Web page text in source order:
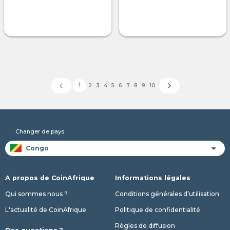
chevron_left 1 2 3 4 5 6 7 8 9 10 chevron_right
Changer de pays
A propos de CoinAfrique
Qui sommes nous ?
L'actualité de CoinAfrique
Informations légales
Conditions générales d’utilisation
Politique de confidentialité
Règles de diffusion